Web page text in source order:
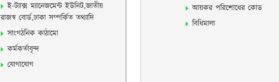
ই-ট্যাক্স ম্যানেজমেন্ট ইউনিট,জাতীয়
রাজস্ব বোর্ড,ঢাকা সম্পর্কিত তথ্যাদি
সাংগঠনিক কাঠামো
কর্মকর্তাবৃন্দ
যোগাযোগ
আয়কর পরিশোধের কোড
বিধিমালা